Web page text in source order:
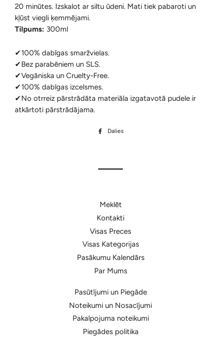
20 minūtes. Izskalot ar siltu ūdeni. Mati tiek pabaroti un
kļūst viegli ķemmējami.
Tilpums: 300ml
✔100% dabīgas smaržvielas.
✔Bez parabēniem un SLS.
✔Vegāniska un Cruelty-Free.
✔100% dabīgas izcelsmes.
✔No otrreiz pārstrādāta materiāla izgatavotā pudele ir
atkārtoti pārstrādājama.
Dalies
Meklēt
Kontakti
Visas Preces
Visas Kategorijas
Pasākumu Kalendārs
Par Mums
Pasūtījumi un Piegāde
Noteikumi un Nosacījumi
Pakalpojuma noteikumi
Piegādes politika